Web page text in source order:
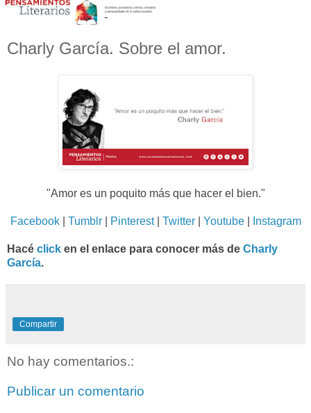
Charly García. Sobre el amor.
"Amor es un poquito más que hacer el bien."
Facebook| Tumblr| Pinterest| Twitter| Youtube| Instagram
Hacé click en el enlace para conocer más de Charly
García.
Compartir
No hay comentarios.:
Publicar un comentario